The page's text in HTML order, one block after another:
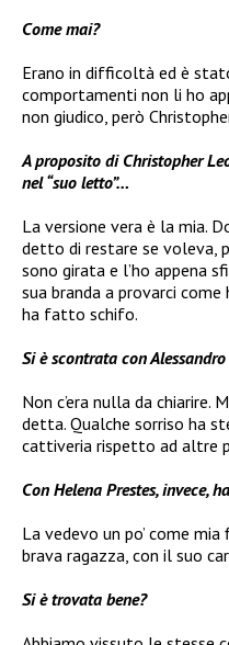
Come mai?
Erano in difficoltà ed è
comportamenti non li ho
non giudico, però
A proposito di Christopher
nel “suo letto”…
La versione vera è la mia.
detto di restare se voleva,
sono girata e l’ho appena
sua branda a provarci
ha fatto schifo.
Si è scontrata con
Non c’era nulla da chiarire.
detta. Qualche sorriso ha
cattiveria rispetto ad altre
Con Helena Prestes, invece,
La vedevo un po’ come mia
brava ragazza, con il suo
Si è trovata bene?